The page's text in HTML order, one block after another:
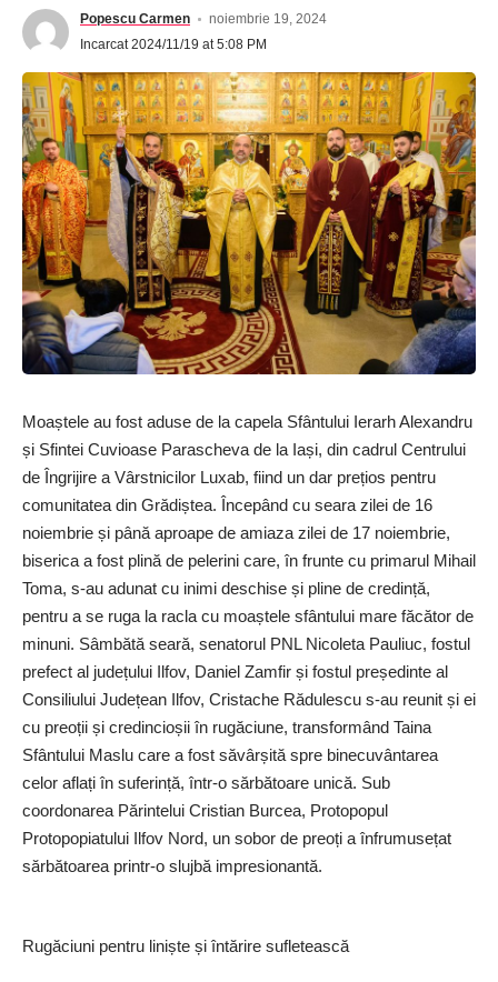
Popescu Carmen
noiembrie 19, 2024
Incarcat 2024/11/19 at 5:08 PM
Moaștele au fost aduse de la capela Sfântului Ierarh Alexandru
și Sfintei Cuvioase Parascheva de la Iași, din cadrul Centrului
de Îngrijire a Vârstnicilor Luxab, fiind un dar prețios pentru
comunitatea din Grădiștea. Începând cu seara zilei de 16
noiembrie și până aproape de amiaza zilei de 17 noiembrie,
biserica a fost plină de pelerini care, în frunte cu primarul Mihail
Toma, s-au adunat cu inimi deschise și pline de credință,
pentru a se ruga la racla cu moaștele sfântului mare făcător de
minuni. Sâmbătă seară, senatorul PNL Nicoleta Pauliuc, fostul
prefect al județului Ilfov, Daniel Zamfir și fostul președinte al
Consiliului Județean Ilfov, Cristache Rădulescu s-au reunit și ei
cu preoții și credincioșii în rugăciune, transformând Taina
Sfântului Maslu care a fost săvârșită spre binecuvântarea
celor aflați în suferință, într-o sărbătoare unică. Sub
coordonarea Părintelui Cristian Burcea, Protopopul
Protopopiatului Ilfov Nord, un sobor de preoți a înfrumusețat
sărbătoarea printr-o slujbă impresionantă.
Rugăciuni pentru liniște și întărire sufletească